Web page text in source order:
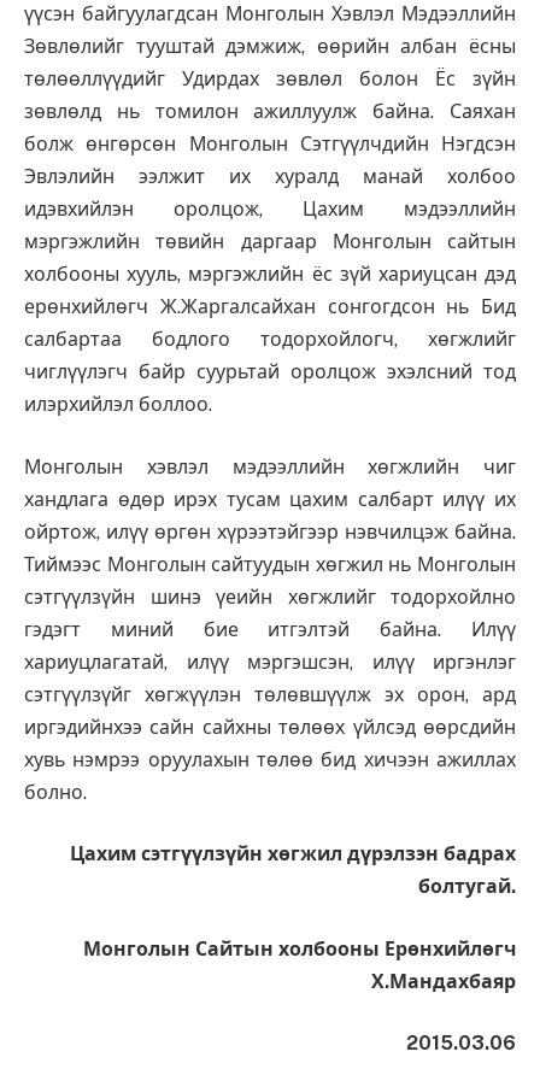
үүсэн байгуулагдсан Монголын Хэвлэл Мэдээллийн
Зөвлөлийг тууштай дэмжиж, өөрийн албан ёсны
төлөөллүүдийг Удирдах зөвлөл болон Ёс зүйн
зөвлөлд нь томилон ажиллуулж байна. Саяхан
болж өнгөрсөн Монголын Сэтгүүлчдийн Нэгдсэн
Эвлэлийн ээлжит их хуралд манай холбоо
идэвхийлэн оролцож, Цахим мэдээллийн
мэргэжлийн төвийн даргаар Монголын сайтын
холбооны хууль, мэргэжлийн ёс зүй хариуцсан дэд
ерөнхийлөгч Ж.Жаргалсайхан сонгогдсон нь Бид
салбартаа бодлого тодорхойлогч, хөгжлийг
чиглүүлэгч байр суурьтай оролцож эхэлсний тод
илэрхийлэл боллоо.
Монголын хэвлэл мэдээллийн хөгжлийн чиг
хандлага өдөр ирэх тусам цахим салбарт илүү их
ойртож, илүү өргөн хүрээтэйгээр нэвчилцэж байна.
Тиймээс Монголын сайтуудын хөгжил нь Монголын
сэтгүүлзүйн шинэ үеийн хөгжлийг тодорхойлно
гэдэгт миний бие итгэлтэй байна. Илүү
хариуцлагатай, илүү мэргэшсэн, илүү иргэнлэг
сэтгүүлзүйг хөгжүүлэн төлөвшүүлж эх орон, ард
иргэдийнхээ сайн сайхны төлөөх үйлсэд өөрсдийн
хувь нэмрээ оруулахын төлөө бид хичээн ажиллах
болно.
Цахим сэтгүүлзүйн хөгжил дүрэлзэн бадрах
болтугай.
Монголын Сайтын холбооны Ерөнхийлөгч
Х.Мандахбаяр
2015.03.06